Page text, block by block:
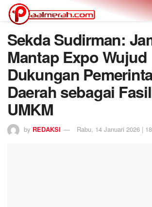
Sekda Sudirman:
Mantap Expo Wujud
Dukungan
Daerah sebagai
UMKM
by REDAKSI Rabu, 14 Januari 2026 |